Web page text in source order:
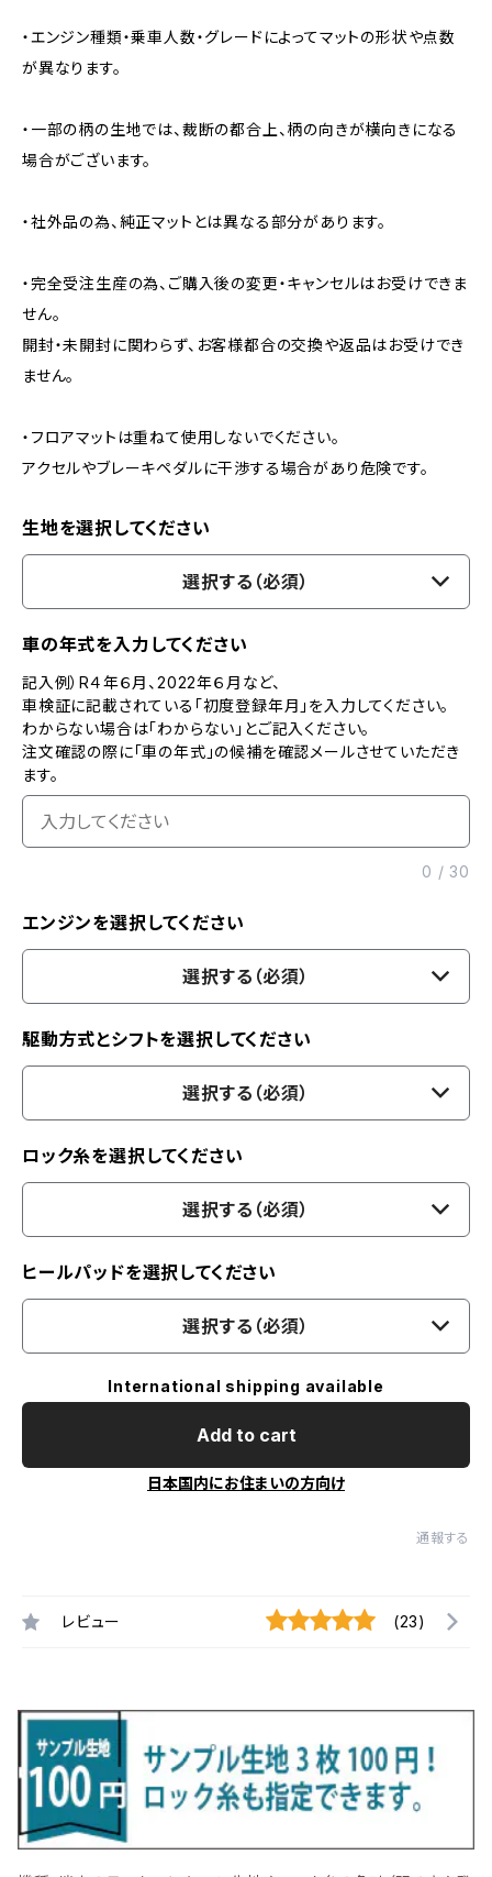
・エンジン種類・乗車人数・グレードによってマットの形状や点数
が異なります。
・一部の柄の生地では、裁断の都合上、柄の向きが横向きになる
場合がございます。
・社外品の為、純正マットとは異なる部分があります。
・完全受注生産の為、ご購入後の変更・キャンセルはお受けできま
せん。
開封・未開封に関わらず、お客様都合の交換や返品はお受けでき
ません。
・フロアマットは重ねて使用しないでください。
アクセルやブレーキペダルに干渉する場合があり危険です。
生地を選択してください
選択する（必須）
車の年式を入力してください
記入例）R４年６月、2022年６月など、
車検証に記載されている「初度登録年月」を入力してください。
わからない場合は「わからない」とご記入ください。
注文確認の際に「車の年式」の候補を確認メールさせていただき
ます。
0 /30
エンジンを選択してください
選択する（必須）
駆動方式とシフトを選択してください
選択する（必須）
ロック糸を選択してください
選択する（必須）
ヒールパッドを選択してください
選択する（必須）
International shipping available
Add to cart
日本国内にお住まいの方向け
通報する
レビュー (23)